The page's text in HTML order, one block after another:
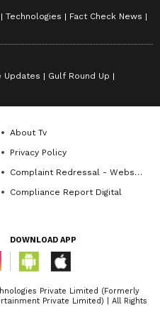
Technologies
Fact Check News
Updates
Gulf Round Up
About Tv
Privacy Policy
Complaint Redressal - Website
Compliance Report Digital
DOWNLOAD APP
Private Limited (Formerly
Private Limited) | All Rights